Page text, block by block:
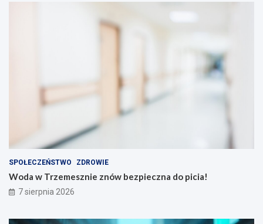
SPOŁECZEŃSTWO ZDROWIE
Woda w Trzemesznie znów bezpieczna do picia!
7 sierpnia 2026